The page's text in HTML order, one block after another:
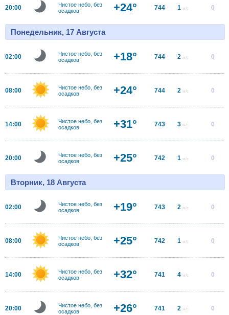
20:00
Чистое небо, без
осадков
+24° 744 1 м/с 0
Понедельник, 17 Августа
02:00
Чистое небо, без
осадков
+18° 744 2 м/с 0
08:00
Чистое небо, без
осадков
+24° 744 2 м/с 0
14:00
Чистое небо, без
осадков
+31° 743 3 м/с 0
20:00
Чистое небо, без
осадков
+25° 742 1 м/с 0
Вторник, 18 Августа
02:00
Чистое небо, без
осадков
+19° 743 2 м/с 0
08:00
Чистое небо, без
осадков
+25° 742 1 м/с 0
14:00
Чистое небо, без
осадков
+32° 741 4 м/с 0
20:00
Чистое небо, без
осадков
+26° 741 2 м/с 0